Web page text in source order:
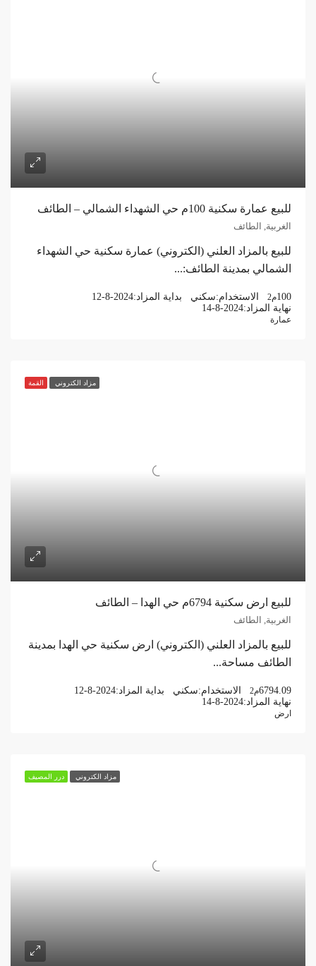
للبيع عمارة سكنية 100م حي الشهداء الشمالي – الطائف
الغربية, الطائف
للبيع بالمزاد العلني (الكتروني) عمارة سكنية حي الشهداء
الشمالي بمدينة الطائف:...
100م2 الاستخدام:سكني بداية المزاد:12-8-2024
نهاية المزاد:14-8-2024
عمارة
مزاد الكتروني القمة
للبيع ارض سكنية 6794م حي الهدا – الطائف
الغربية, الطائف
للبيع بالمزاد العلني (الكتروني) ارض سكنية حي الهدا بمدينة
الطائف مساحة...
6794.09م2 الاستخدام:سكني بداية المزاد:12-8-2024
نهاية المزاد:14-8-2024
ارض
مزاد الكتروني درر المصيف